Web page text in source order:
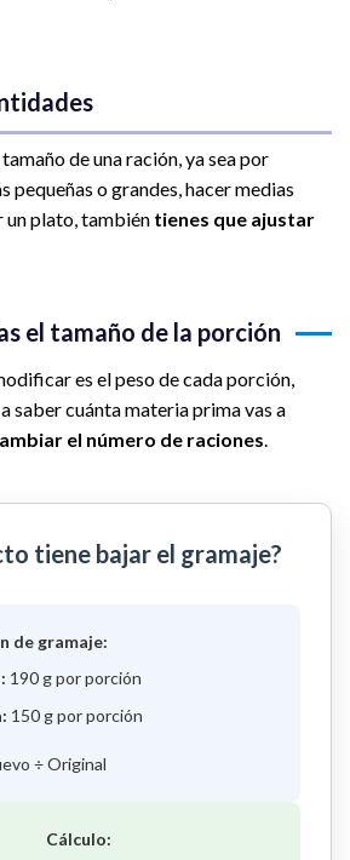
de una ración, ya sea por
pequeñas o grandes, hacer medias
un plato, también tienes que ajustar
el tamaño de la porción
es el peso de cada porción,
saber cuánta materia prima vas a
el número de raciones.
tiene bajar el gramaje?
de gramaje:
190 g por porción
150 g por porción
÷ Original
Cálculo: